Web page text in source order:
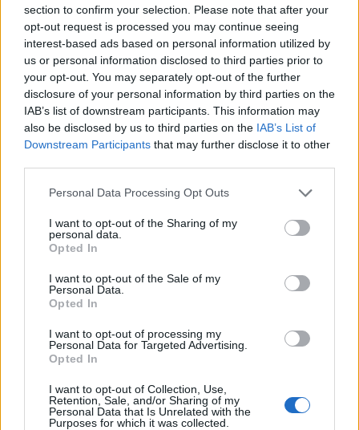
section to confirm your selection. Please note that after your
opt-out request is processed you may continue seeing
interest-based ads based on personal information utilized by
us or personal information disclosed to third parties prior to
your opt-out. You may separately opt-out of the further
disclosure of your personal information by third parties on the
IAB’s list of downstream participants. This information may
also be disclosed by us to third parties on the IAB’s List of
Downstream Participants that may further disclose it to other
Personal Data Processing Opt Outs
I want to opt-out of the Sharing of my
personal data.
Opted In
I want to opt-out of the Sale of my
Personal Data.
Opted In
I want to opt-out of processing my
Personal Data for Targeted Advertising.
Opted In
I want to opt-out of Collection, Use,
Retention, Sale, and/or Sharing of my
Personal Data that Is Unrelated with the
Purposes for which it was collected.
MILANO
Il commosso addio a Franco Baresi:
a Milano presenti anche i tifosi
dell’Alto Milanese